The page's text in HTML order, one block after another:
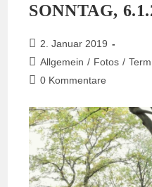
SONNTAG,
Beitrag
veröffentlicht:
2. Januar 2019
Beitrags-
Kategorie:
Allgemein / Fotos /
Beitrags-
0 Kommentare